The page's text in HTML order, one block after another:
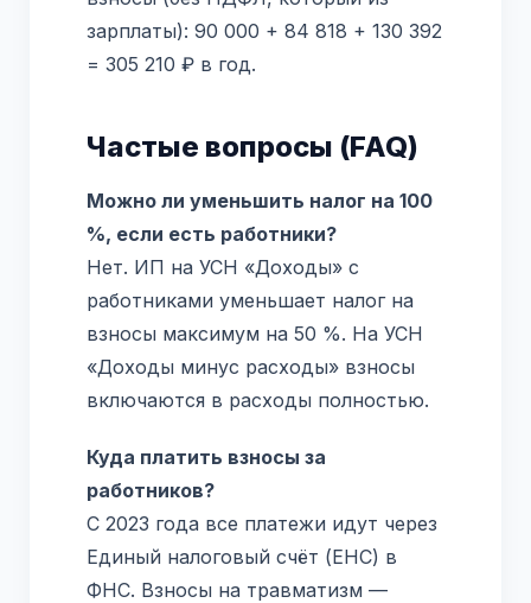
зарплаты): 90 000 + 84 818 + 130 392
= 305 210 ₽ в год.
Частые вопросы (FAQ)
Можно ли уменьшить налог на 100
%, если есть работники?
Нет. ИП на УСН «Доходы» с
работниками уменьшает налог на
взносы максимум на 50 %. На УСН
«Доходы минус расходы» взносы
включаются в расходы полностью.
Куда платить взносы за
работников?
С 2023 года все платежи идут через
Единый налоговый счёт (ЕНС) в
ФНС. Взносы на травматизм —